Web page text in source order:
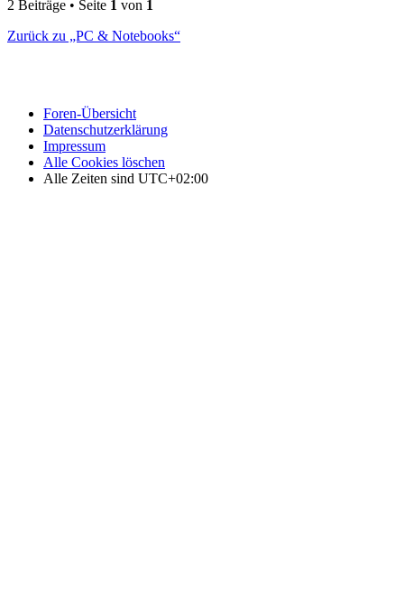
2 Beiträge • Seite 1 von 1
Zurück zu „PC & Notebooks“
Foren-Übersicht
Datenschutzerklärung
Impressum
Alle Cookies löschen
Alle Zeiten sind UTC+02:00